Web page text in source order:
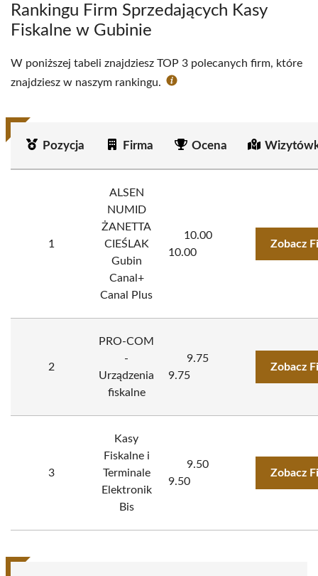
Rankingu Firm Sprzedających Kasy
Fiskalne w Gubinie
W poniższej tabeli znajdziesz TOP 3 polecanych firm, które
znajdziesz w naszym rankingu.
Pozycja Firma Ocena
1
ALSEN
NUMID
ŻANETTA
CIEŚLAK
Gubin
Canal+
Canal Plus
10.00
10.00
Zobacz
2
PRO-COM
-
Urządzenia
fiskalne
9.75
9.75
Zobacz
3
Kasy
Fiskalne i
Terminale
Elektronik
Bis
9.50
9.50
Zobacz